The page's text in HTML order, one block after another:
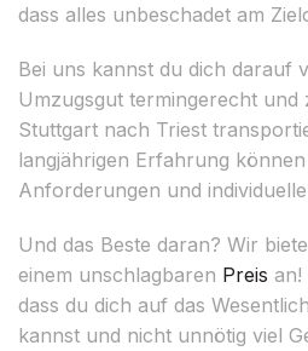
dass alles unbeschadet am
Bei uns kannst du dich darauf
Umzugsgut termingerecht und
Stuttgart nach Triest
langjährigen Erfahrung
Anforderungen und
Und das Beste daran? Wir
einem unschlagbaren Preis an!
dass du dich auf das
kannst und nicht unnötig viel